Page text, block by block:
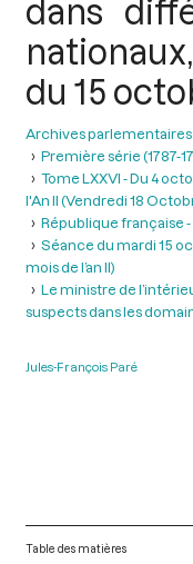
dans
du 15
Archives parlementaires
Première série (1787-
Tome LXXVI - Du 4
l'An II (Vendredi 18
République française
Séance du mardi 15
mois de l’an II)
Le ministre de
suspects dans les
Jules-François Paré
Table des matières